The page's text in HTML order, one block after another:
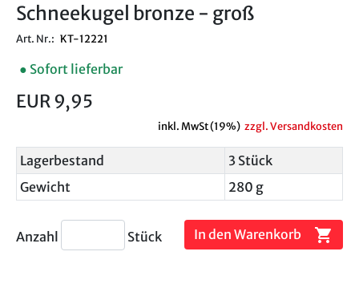
Schneekugel bronze - groß
Art. Nr.: KT-12221
● Sofort lieferbar
EUR 9,95
inkl. MwSt (19%) zzgl. Versandkosten
Lagerbestand
3 Stück
Gewicht
280 g
Anzahl Stück In den Warenkorb shopping_cart